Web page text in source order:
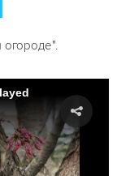
огороде".